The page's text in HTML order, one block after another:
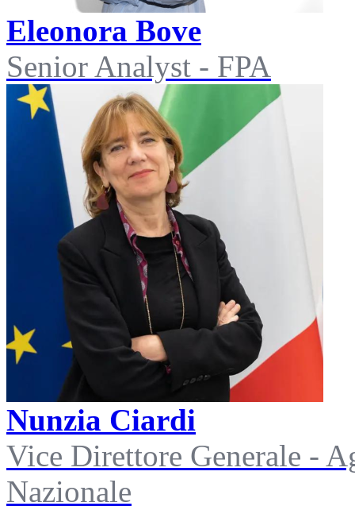
Eleonora Bove
Senior Analyst - FPA
Nunzia Ciardi
Vice Direttore Generale -
Nazionale